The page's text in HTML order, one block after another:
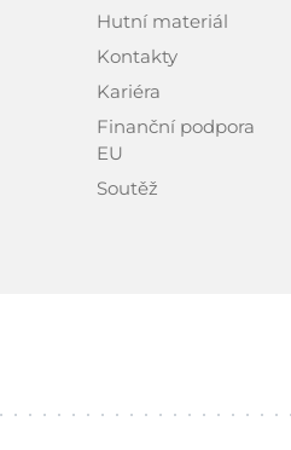
Hutní materiál
Kontakty
Kariéra
Finanční podpora
EU
Soutěž